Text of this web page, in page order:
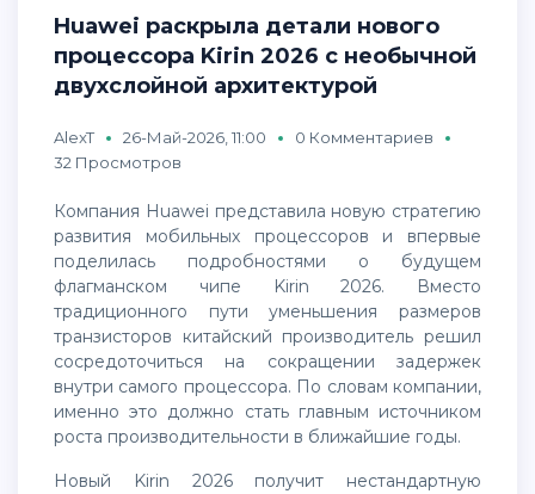
Huawei раскрыла детали нового
процессора Kirin 2026 с необычной
двухслойной архитектурой
AlexT 26-Май-2026, 11:00
0 Комментариев
32 Просмотров
Компания Huawei представила новую стратегию
развития мобильных процессоров и впервые
поделилась подробностями о будущем
флагманском чипе Kirin 2026. Вместо
традиционного пути уменьшения размеров
транзисторов китайский производитель решил
сосредоточиться на сокращении задержек
внутри самого процессора. По словам компании,
именно это должно стать главным источником
роста производительности в ближайшие годы.
Новый Kirin 2026 получит нестандартную